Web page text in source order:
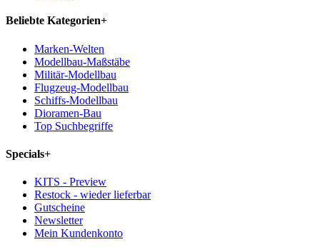
Beliebte Kategorien+
Marken-Welten
Modellbau-Maßstäbe
Militär-Modellbau
Flugzeug-Modellbau
Schiffs-Modellbau
Dioramen-Bau
Top Suchbegriffe
Specials+
KITS - Preview
Restock - wieder lieferbar
Gutscheine
Newsletter
Mein Kundenkonto